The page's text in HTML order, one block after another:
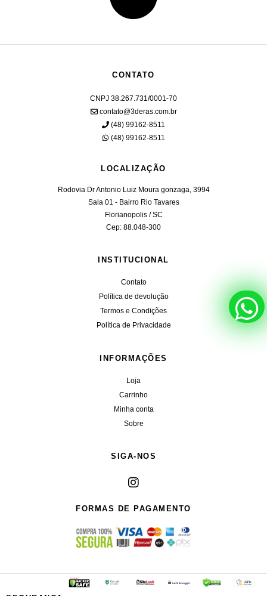
CONTATO
CNPJ 38.267.731/0001-70
contato@3deras.com.br
(48) 99162-8511
(48) 99162-8511
LOCALIZAÇÃO
Rodovia Dr Antonio Luiz Moura gonzaga, 3994
Sala 01 - Bairro Rio Tavares
Florianopolis / SC
Cep: 88.048-300
INSTITUCIONAL
Contato
Política de devolução
Termos e Condições
Política de Privacidade
INFORMAÇÕES
Loja
Carrinho
Minha conta
Sobre
SIGA-NOS
FORMAS DE PAGAMENTO